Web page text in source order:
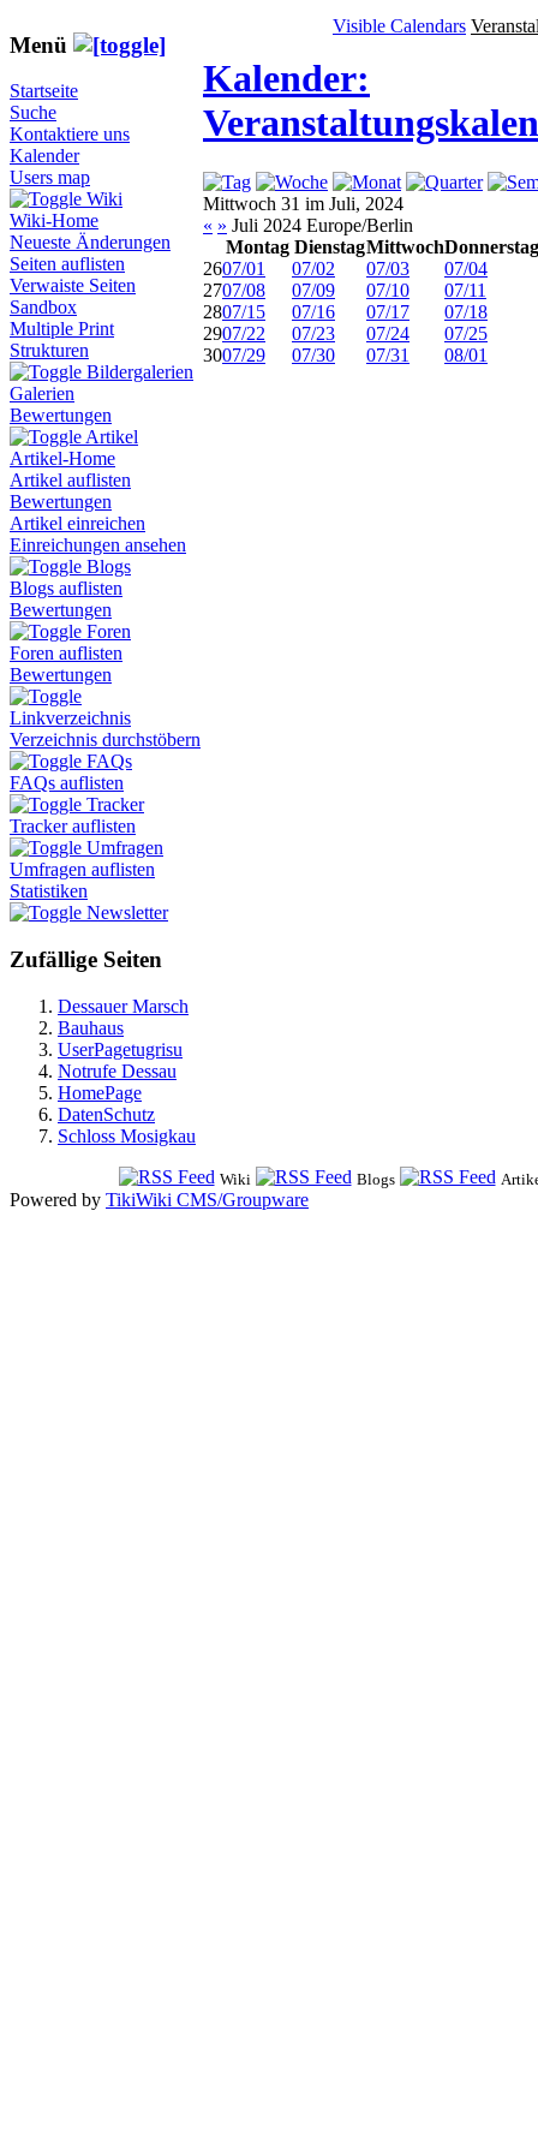
Menü
Startseite
Suche
Kontaktiere uns
Kalender
Users map
Wiki
Wiki-Home
Neueste Änderungen
Seiten auflisten
Verwaiste Seiten
Sandbox
Multiple Print
Strukturen
Bildergalerien
Galerien
Bewertungen
Artikel
Artikel-Home
Artikel auflisten
Bewertungen
Artikel einreichen
Einreichungen ansehen
Blogs
Blogs auflisten
Bewertungen
Foren
Foren auflisten
Bewertungen
Linkverzeichnis
Verzeichnis durchstöbern
FAQs
FAQs auflisten
Tracker
Tracker auflisten
Umfragen
Umfragen auflisten
Statistiken
Newsletter
Zufällige Seiten
Dessauer Marsch
Bauhaus
UserPagetugrisu
Notrufe Dessau
HomePage
DatenSchutz
Schloss Mosigkau
Visible Calendars
Kalender:
Mittwoch 31 im Juli, 2024
« » Juli 2024 Europe/Berlin
Montag DienstagMittwochDonnerstag
2607/01 07/02 07/03
07/04
2707/08 07/09 07/10
07/11
2807/15 07/16 07/17
07/18
2907/22 07/23 07/24
07/25
3007/29 07/30 07/31 08/01
Wiki Blogs
Powered by TikiWiki CMS/Groupware